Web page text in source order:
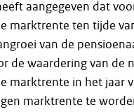
aangegeven dat
marktrente ten tijde
van de
de waardering van de
marktrente in het jaar
marktrente te